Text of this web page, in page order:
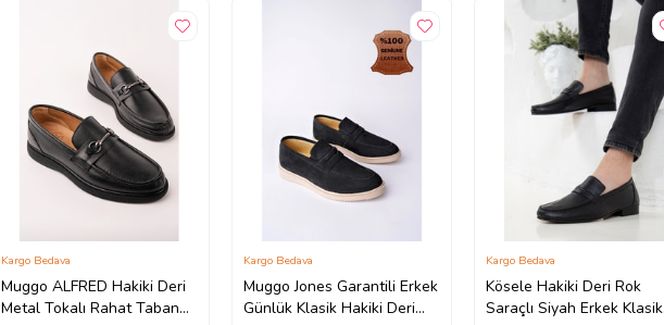
Muggo ALFRED Hakiki Deri
Metal Tokalı Rahat Taban
Kargo Bedava
Muggo Jones Garantili Erkek
Günlük Klasik Hakiki Deri
Kargo Bedava
Kösele Hakiki Deri Rok
Saraçlı Siyah Erkek Klasik
Kargo Bedava